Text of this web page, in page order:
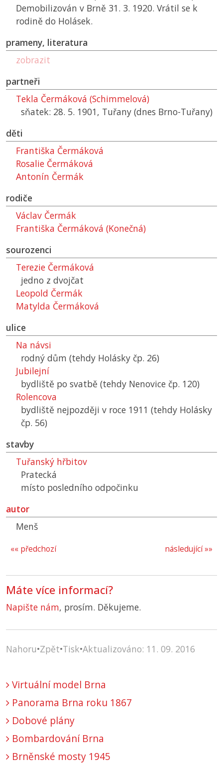
Demobilizován v Brně 31. 3. 1920. Vrátil se k
rodině do Holásek.
prameny, literatura
zobrazit
partneři
Tekla Čermáková (Schimmelová)
sňatek: 28. 5. 1901, Tuřany (dnes Brno-Tuřany)
děti
Františka Čermáková
Rosalie Čermáková
Antonín Čermák
rodiče
Václav Čermák
Františka Čermáková (Konečná)
sourozenci
Terezie Čermáková
jedno z dvojčat
Leopold Čermák
Matylda Čermáková
ulice
Na návsi
rodný dům (tehdy Holásky čp. 26)
Jubilejní
bydliště po svatbě (tehdy Nenovice čp. 120)
Rolencova
bydliště nejpozději v roce 1911 (tehdy Holásky
čp. 56)
stavby
Tuřanský hřbitov
Pratecká
místo posledního odpočinku
autor
Menš
následující »»
«« předchozí
Máte více informací?
Napište nám, prosím. Děkujeme.
Nahoru•Zpět•Tisk•Aktualizováno: 11. 09. 2016
Virtuální model Brna
Panorama Brna roku 1867
Dobové plány
Bombardování Brna
Brněnské mosty 1945